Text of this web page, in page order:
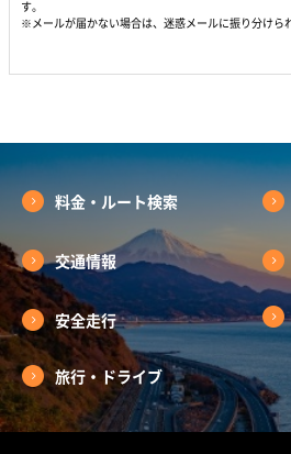
す。
※メールが届かない場合は、迷惑メールに振り分けら
料金・ルート検索
交通情報
安全走行
旅行・ドライブ